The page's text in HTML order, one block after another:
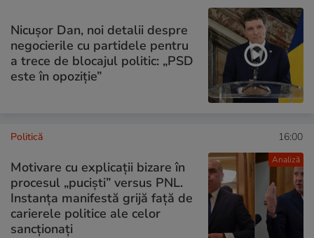
Nicușor Dan, noi detalii despre
negocierile cu partidele pentru
a trece de blocajul politic: „PSD
este în opoziție”
Analiză
Politică 16:00
Motivare cu explicații bizare în
procesul „puciști” versus PNL.
Instanța manifestă grijă față de
carierele politice ale celor
sancționați